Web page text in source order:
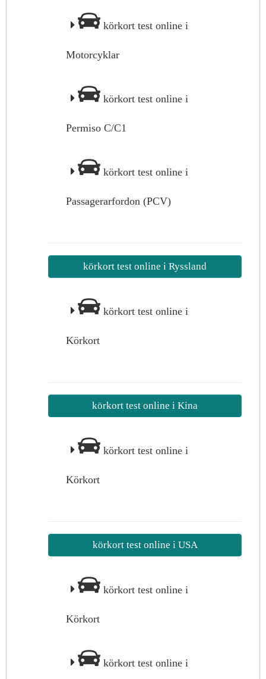
körkort test online i
Motorcyklar
körkort test online i
Permiso C/C1
körkort test online i
Passagerarfordon (PCV)
körkort test online i Ryssland
körkort test online i
Körkort
körkort test online i Kina
körkort test online i
Körkort
körkort test online i USA
körkort test online i
Körkort
körkort test online i